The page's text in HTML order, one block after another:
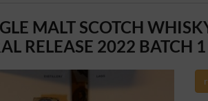
MALT SCOTCH
RELEASE 2022 BATCH